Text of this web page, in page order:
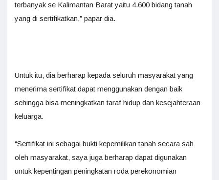
terbanyak se Kalimantan Barat yaitu 4.600 bidang tanah
yang di sertifikatkan,” papar dia.
Untuk itu, dia berharap kepada seluruh masyarakat yang
menerima sertifikat dapat menggunakan dengan baik
sehingga bisa meningkatkan taraf hidup dan kesejahteraan
keluarga.
“Sertifikat ini sebagai bukti kepemilikan tanah secara sah
oleh masyarakat, saya juga berharap dapat digunakan
untuk kepentingan peningkatan roda perekonomian